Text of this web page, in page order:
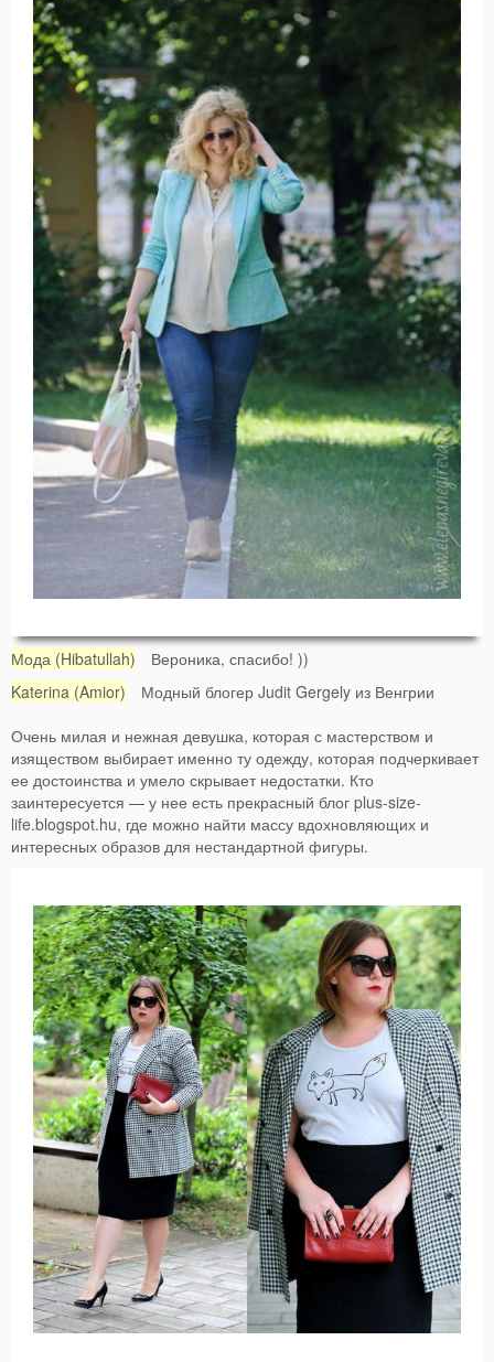
Мода (Hibatullah) Вероника, спасибо! ))
Katerina (Amior) Модный блогер Judit Gergely из Венгрии
Очень милая и нежная девушка, которая с мастерством и
изяществом выбирает именно ту одежду, которая подчеркивает
ее достоинства и умело скрывает недостатки. Кто
заинтересуется — у нее есть прекрасный блог plus-size-
life.blogspot.hu, где можно найти массу вдохновляющих и
интересных образов для нестандартной фигуры.